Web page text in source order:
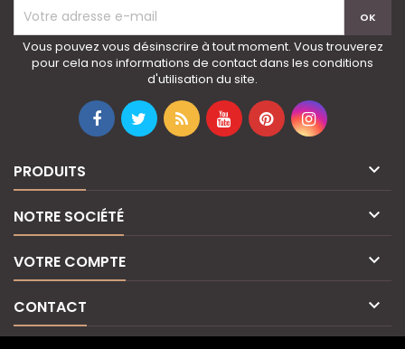
Vous pouvez vous désinscrire à tout moment. Vous trouverez
pour cela nos informations de contact dans les conditions
d'utilisation du site.
PRODUITS 
NOTRE SOCIÉTÉ 
VOTRE COMPTE 
CONTACT 